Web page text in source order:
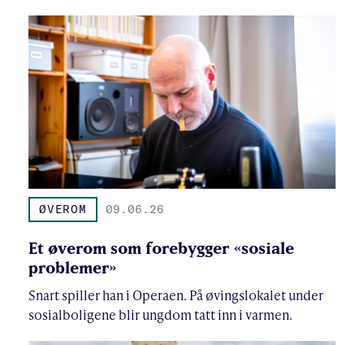
ØVEROM 09.06.26
Et øverom som forebygger «sosiale
problemer»
Snart spiller han i Operaen. På øvingslokalet under
sosialboligene blir ungdom tatt inn i varmen.